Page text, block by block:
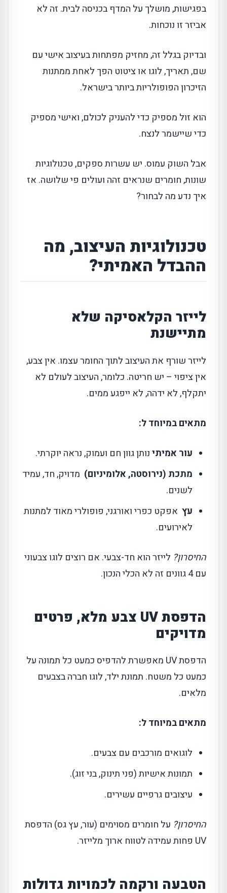
בפגישות, מושלך על המדף בכניסה לבית. זה לא
אביזר זו נוכחות.
ובדיוק בגלל זה, מחזיק מפתחות בעיצוב אישי עם
שם, תאריך, לוגו או ציטוט הפך לאחת ממתנות
הזיכרון הפופולריות ביותר בישראל.
הוא זול מספיק כדי להעניק לכולם, ואישי מספיק
כדי שיישמר לנצח.
אבל השוק עמוס. יש עשרות ספקים, טכנולוגיות
שונות, חומרים שנראים זהה ועולים פי שלושה. אז
איך נדע מה לבחור?
טכנולוגיות העיצוב, מה
ההבדל האמיתי?
לייזר הקלאסיקה שלא
מתיישנת
לייזר שורף את העיצוב לתוך החומר עצמו. אין צבע,
אין ציפוי – יש חריטה. כלומר, העיצוב לעולם לא
יתקלף, לא ידהה, לא ייפגע ממים.
מתאים במיוחד ל:
עור אמיתינותן גוון חם ועמוק, נראה יוקרתי.
מתכת (נירוסטה, אלומיניום) מדויק, חד, עמיד
לשנים.
עץ אפקט כפרי ואורגני, פופולרי מאוד למתנות
לאירועים.
החיסרון? לייזר הוא חד-צבעי. אם רוצים לוגו צבעוני
עם 4 גוונים זה לא הכלי הנכון.
הדפסת UV צבע מלא, פרטים
מדויקים
הדפסת UV מאפשרת להדפיס כמעט כל תמונה על
כמעט כל משטח. תמונת ילד, לוגו חברה בצבעים
מלאים.
מתאים במיוחד ל:
לוגואים מורכבים עם צבעים.
תמונות אישיות (פני תינוק, בני זוג).
עיצובים גרפיים עשירים.
החיסרון? על חומרים מסוימים (עור, עץ גס) הדפסת
UV פחות עמידה לטווח ארוך מלייזר.
הטבעה ורקמה לכמויות גדולות